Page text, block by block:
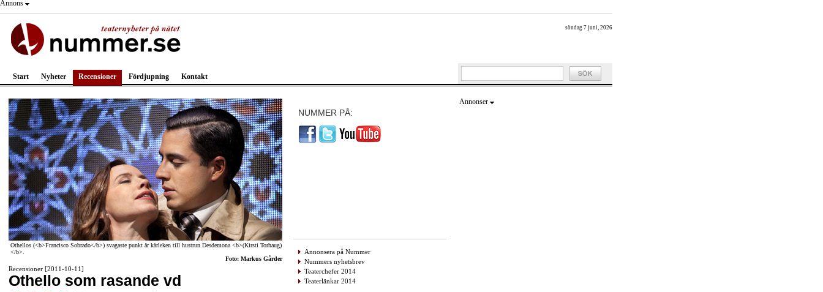
Annons
söndag 7 juni, 2026
Start Nyheter Recensioner Fördjupning Kontakt
Othellos (<b>Francisco Sobrado</b>) svagaste punkt är kärleken till hustrun Desdemona <b>(Kirsti Torhaug)
</b>.
Foto: Markus Gårder
Recensioner [2011-10-11]
Othello som rasande vd
NUMMER PÅ:
Annonsera på Nummer
Nummers nyhetsbrev
Teaterchefer 2014
Teaterlänkar 2014
Annonser